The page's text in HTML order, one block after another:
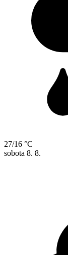
27/16 °C
sobota 8. 8.